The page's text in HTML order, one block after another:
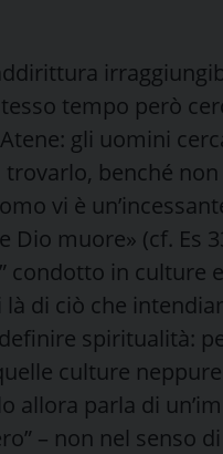
tempo però
gli uomini
benché
vi è
Dio muore» (cf. Es
condotto in culture
di ciò che
spiritualità:
culture
allora parla di
– non nel senso